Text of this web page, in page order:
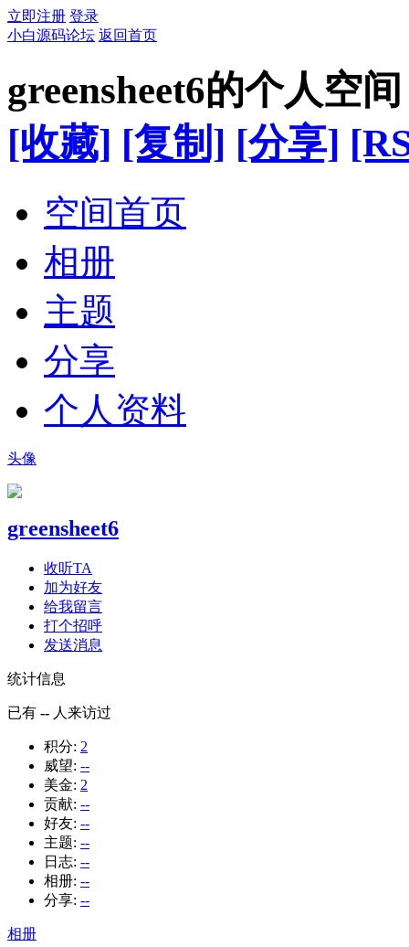
立即注册 登录
小白源码论坛 返回首页
greensheet6的个人空间
[收藏] [复制] [分享]
空间首页
相册
主题
分享
个人资料
头像
greensheet6
收听TA
加为好友
给我留言
打个招呼
发送消息
统计信息
已有 -- 人来访过
积分: 2
威望: --
美金: 2
贡献: --
好友: --
主题: --
日志: --
相册: --
分享: --
相册